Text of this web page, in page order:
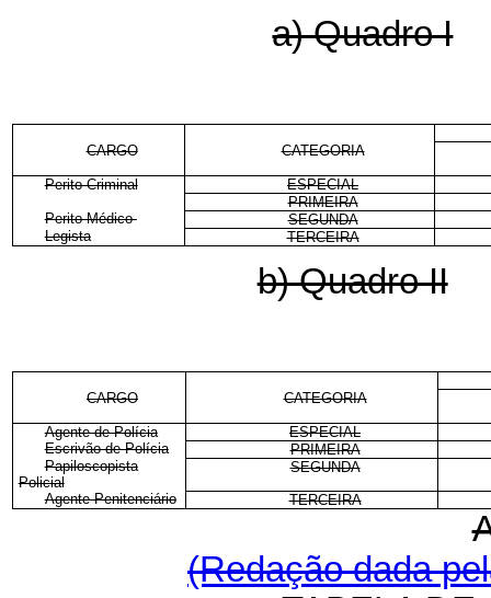
a) Quadro I
CARGO CATEGORIA
Perito Criminal
ESPECIAL
PRIMEIRA
Perito Médico-
SEGUNDA
Legista
TERCEIRA
b) Quadro II
CARGO CATEGORIA
Agente de Polícia
ESPECIAL
Escrivão de Polícia
PRIMEIRA
Papiloscopista
Policial
SEGUNDA
Agente Penitenciário
TERCEIRA
(Redação dada